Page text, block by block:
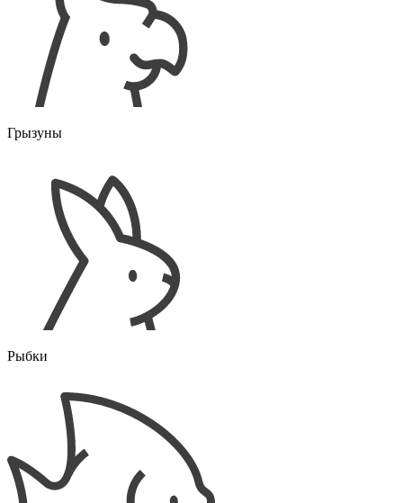
Грызуны
Рыбки